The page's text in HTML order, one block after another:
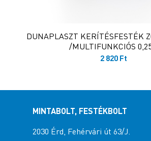
DUNAPLASZT KERÍTÉSFESTÉK
/MULTIFUNKCIÓS 0,25
2 820 Ft
MINTABOLT, FESTÉKBOLT
2030 Érd, Fehérvári út 63/J.